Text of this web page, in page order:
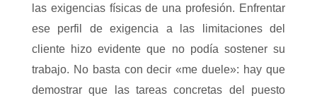
las exigencias físicas de una profesión. Enfrentar
ese perfil de exigencia a las limitaciones del
cliente hizo evidente que no podía sostener su
trabajo. No basta con decir «me duele»: hay que
demostrar que las tareas concretas del puesto